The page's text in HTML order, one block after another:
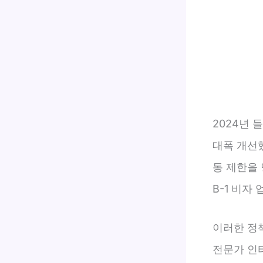
2024년
대폭 개선
동 제한을
B-1 비자
이러한 정
전문가 인